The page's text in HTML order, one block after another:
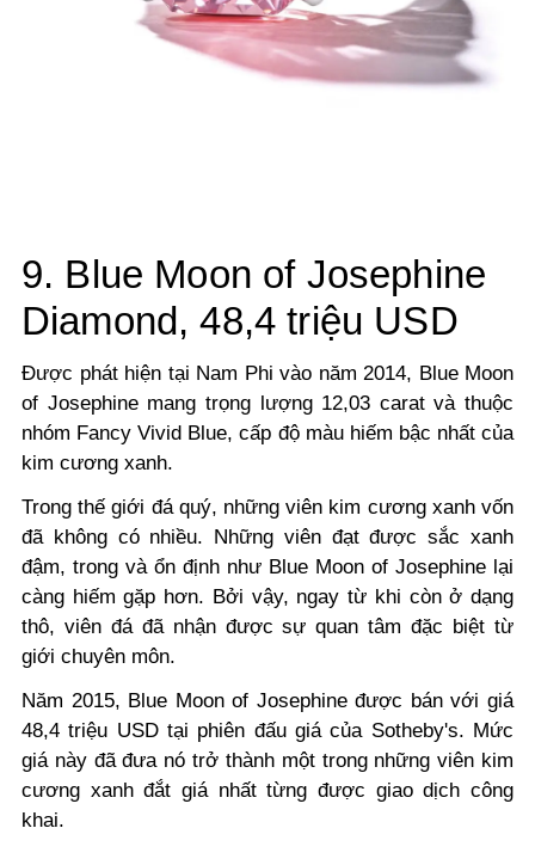
9. Blue Moon of Josephine
Diamond, 48,4 triệu USD
Được phát hiện tại Nam Phi vào năm 2014, Blue Moon
of Josephine mang trọng lượng 12,03 carat và thuộc
nhóm Fancy Vivid Blue, cấp độ màu hiếm bậc nhất của
kim cương xanh.
Trong thế giới đá quý, những viên kim cương xanh vốn
đã không có nhiều. Những viên đạt được sắc xanh
đậm, trong và ổn định như Blue Moon of Josephine lại
càng hiếm gặp hơn. Bởi vậy, ngay từ khi còn ở dạng
thô, viên đá đã nhận được sự quan tâm đặc biệt từ
giới chuyên môn.
Năm 2015, Blue Moon of Josephine được bán với giá
48,4 triệu USD tại phiên đấu giá của Sotheby's. Mức
giá này đã đưa nó trở thành một trong những viên kim
cương xanh đắt giá nhất từng được giao dịch công
khai.